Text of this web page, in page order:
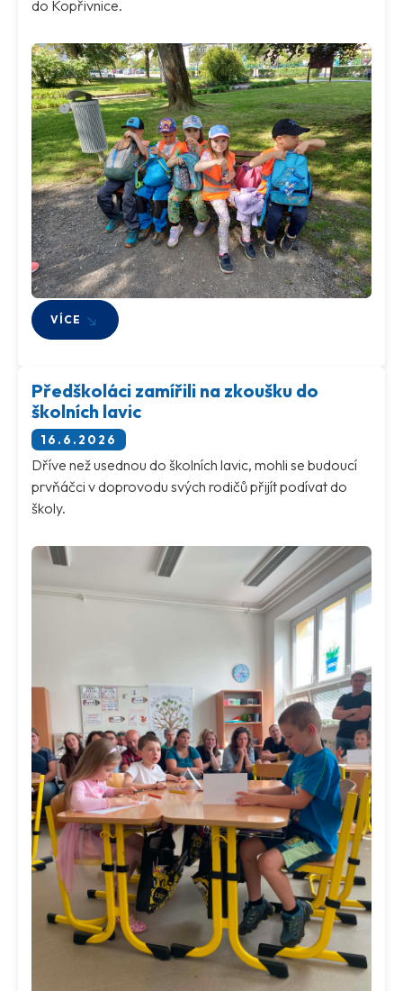
do Kopřivnice.
VÍCE
Předškoláci zamířili na zkoušku do
školních lavic
16.6.2026
Dříve než usednou do školních lavic, mohli se budoucí
prvňáčci v doprovodu svých rodičů přijít podívat do
školy.